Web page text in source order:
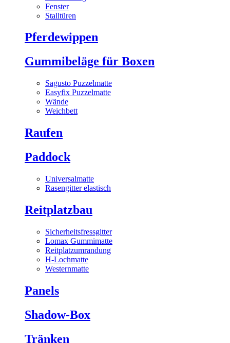
Fenster
Stalltüren
Pferdewippen
Gummibeläge für Boxen
Sagusto Puzzelmatte
Easyfix Puzzelmatte
Wände
Weichbett
Raufen
Paddock
Universalmatte
Rasengitter elastisch
Reitplatzbau
Sicherheitsfressgitter
Lomax Gummimatte
Reitplatzumrandung
H-Lochmatte
Westernmatte
Panels
Shadow-Box
Tränken